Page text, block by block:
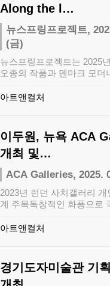
Along the l…
뉴스프링프로젝트,
(금)
뉴스프링프로젝트는 2025
오종의 작품과 덴마크 모
아트앤컬처
이두원, 뉴욕 ACA
개최 및…
ACA Galleries, 2025.
2023년 런던 사치갤러리
계 주목독창적인 화풍으로
아트앤컬처
경기도자미술관 기